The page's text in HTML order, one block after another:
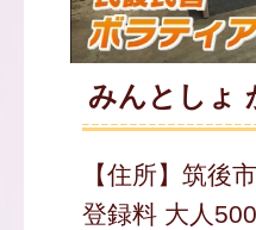
みんとしょ
【住所】筑後
登録料 大人